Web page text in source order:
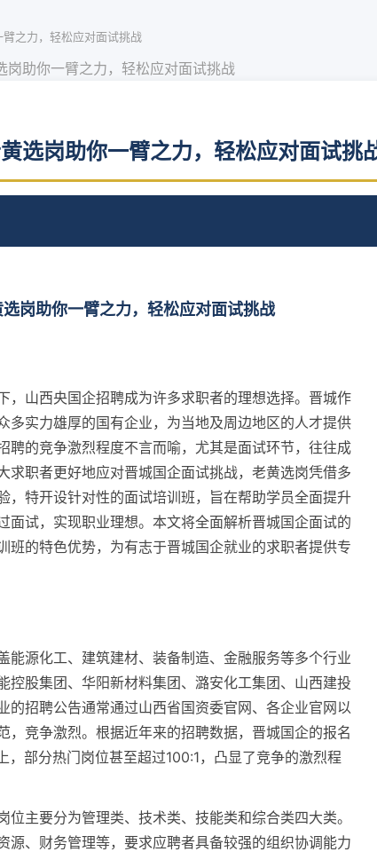
之力，轻松应对面试挑战
岗助你一臂之力，轻松应对面试挑战
选岗助你一臂之力，轻松应对面试挑
岗助你一臂之力，轻松应对面试挑战
，山西央国企招聘成为许多求职者的理想选择。晋城作
多实力雄厚的国有企业，为当地及周边地区的人才提供
聘的竞争激烈程度不言而喻，尤其是面试环节，往往成
求职者更好地应对晋城国企面试挑战，老黄选岗凭借多
，特开设针对性的面试培训班，旨在帮助学员全面提升
面试，实现职业理想。本文将全面解析晋城国企面试的
班的特色优势，为有志于晋城国企就业的求职者提供专
能源化工、建筑建材、装备制造、金融服务等多个行业
控股集团、华阳新材料集团、潞安化工集团、山西建投
的招聘公告通常通过山西省国资委官网、各企业官网以
，竞争激烈。根据近年来的招聘数据，晋城国企的报名
，部分热门岗位甚至超过100:1，凸显了竞争的激烈程
主要分为管理类、技术类、技能类和综合类四大类。
源、财务管理等，要求应聘者具备较强的组织协调能力